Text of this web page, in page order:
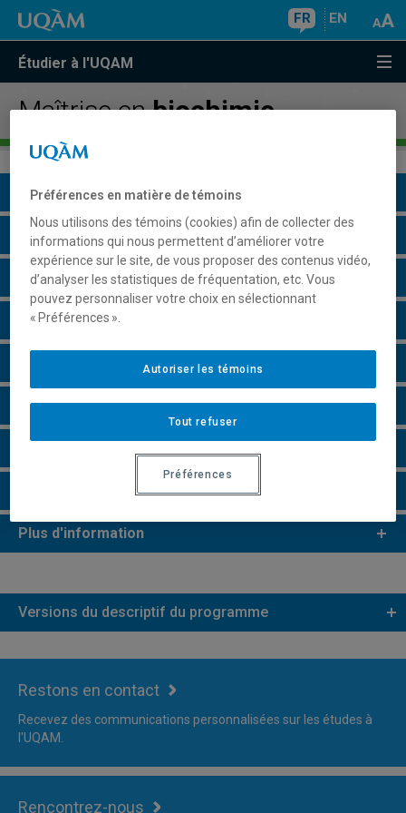
FR EN
Étudier à l'UQAM
Maîtrise enbiochimie
Présentation du programme
Conditions d'admission
Cours à suivre et horaires
Particularités
Perspectives professionnelles
Champs de recherche
Faire une demande d'admission
Plus d'information
Versions du descriptif du programme
Restons en contact
Recevez des communications personnalisées sur les études à
l'UQAM.
Rencontrez-nous
Préférences en matière de témoins
Nous utilisons des témoins (cookies) afin de collecter des
informations qui nous permettent d’améliorer votre
expérience sur le site, de vous proposer des contenus vidéo,
d’analyser les statistiques de fréquentation, etc. Vous
pouvez personnaliser votre choix en sélectionnant
« Préférences ».
Tout refuser
Autoriser les témoins
Préférences